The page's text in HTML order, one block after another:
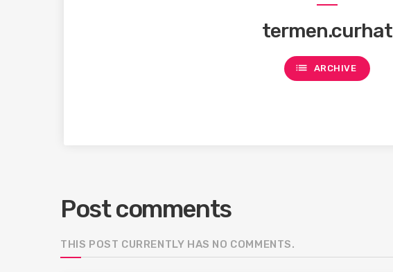
termen.curhat
list ARCHIVE
Post comments
THIS POST CURRENTLY HAS NO COMMENTS.